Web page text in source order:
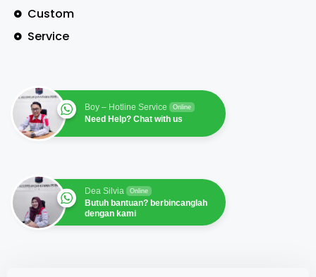
Custom
Service
Boy – Hotline Service Online
Need Help? Chat with us
Dea Silvia Online
Butuh bantuan? berbincanglah
dengan kami